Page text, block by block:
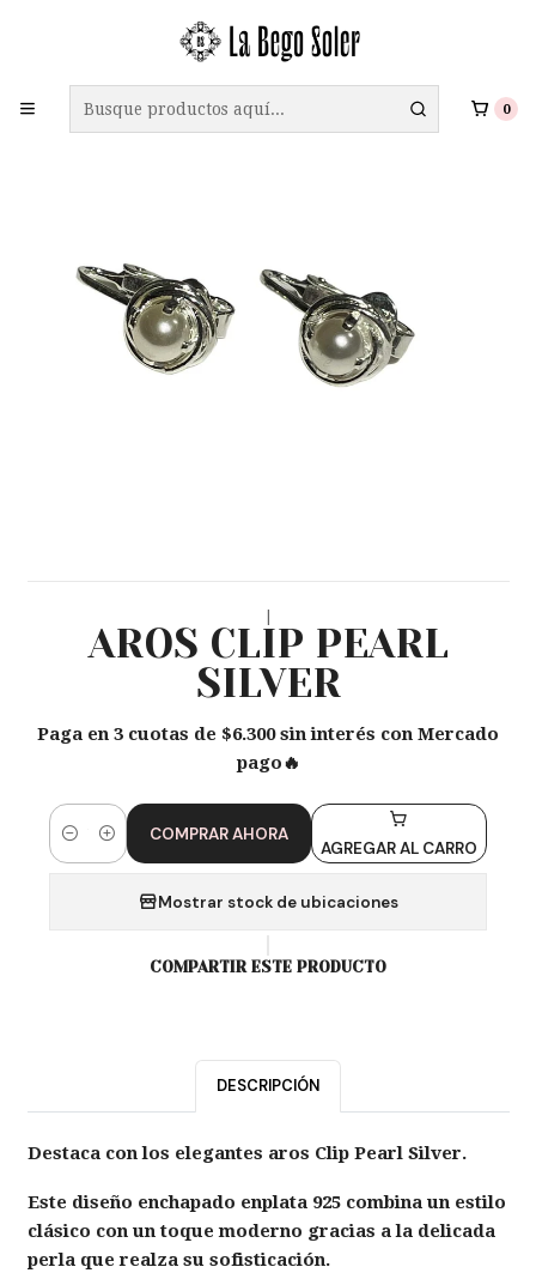
0
ENVÍO GRATIS A TODO CHILE EN COMPRAS SOBRE $69.990
|
AROS CLIP PEARL
SILVER
Paga en 3 cuotas de $6.300 sin interés con Mercado
pago🔥
Cantidad AGREGAR AL CARRO
COMPRAR AHORA
Mostrar stock de ubicaciones
COMPARTIR ESTE PRODUCTO
DESCRIPCIÓN
Destaca con los elegantes aros Clip Pearl Silver.
Este diseño enchapado enplata 925 combina un estilo
clásico con un toque moderno gracias a la delicada
perla que realza su sofisticación.